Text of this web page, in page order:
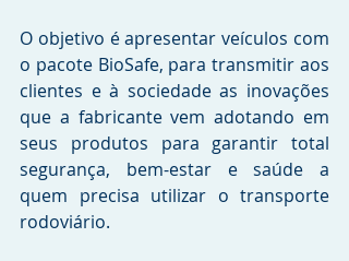
O objetivo é apresentar veículos com
o pacote BioSafe, para transmitir aos
clientes e à sociedade as inovações
que a fabricante vem adotando em
seus produtos para garantir total
segurança, bem-estar e saúde a
quem precisa utilizar o transporte
rodoviário.